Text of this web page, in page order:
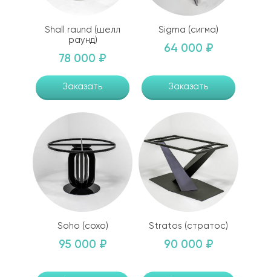
Shall raund (шелл
раунд)
78 000 ₽
Заказать
Sigma (сигма)
64 000 ₽
Заказать
Soho (сохо)
95 000 ₽
Stratos (стратос)
90 000 ₽